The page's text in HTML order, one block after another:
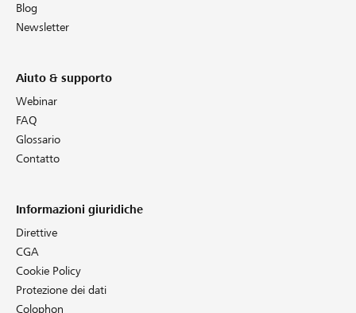
Blog
Newsletter
Aiuto & supporto
Webinar
FAQ
Glossario
Contatto
Informazioni giuridiche
Direttive
CGA
Cookie Policy
Protezione dei dati
Colophon